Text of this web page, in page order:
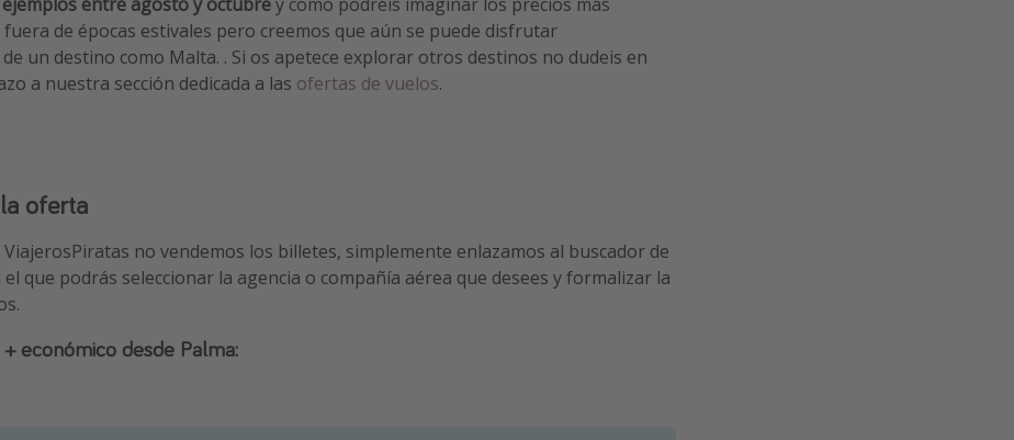
de épocas estivales pero creemos que aún se puede disfrutar
un destino como Malta. . Si os apetece explorar otros destinos no dudeis en
a nuestra sección dedicada a las ofertas de vuelos.
oferta
ViajerosPiratas no vendemos los billetes, simplemente enlazamos al buscador de
el que podrás seleccionar la agencia o compañía aérea que desees y formalizar la
económico desde Palma: